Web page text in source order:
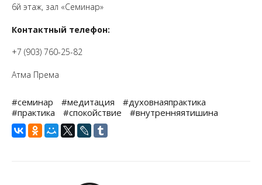
6й этаж, зал «Семинар»
Контактный телефон:
+7 (903) 760-25-82
Атма Према
#семинар #медитация
#духовнаяпрактика
#практика
#спокойствие #внутренняятишина